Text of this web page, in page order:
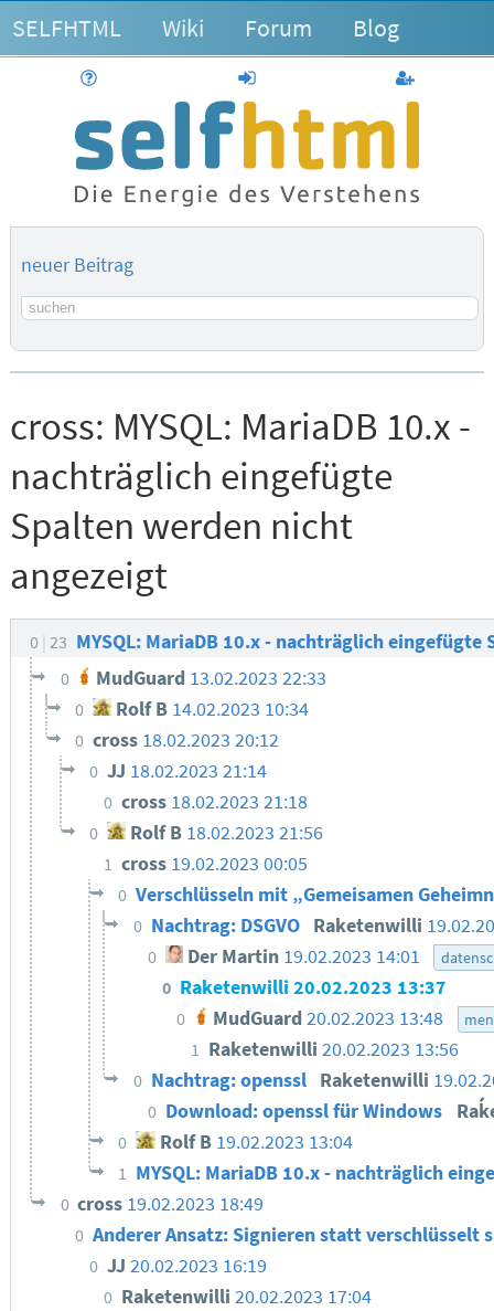
SELFHTML Wiki Forum Blog
anmelden
neuer Beitrag
Suchbegriff
cross: MYSQL: MariaDB 10.x -
nachträglich eingefügte
Spalten werden nicht
angezeigt
0 23 MYSQL: MariaDB 10.x - nachträglich
0 MudGuard 13.02.2023 22:33
0 Rolf B 14.02.2023 10:34
0 cross 18.02.2023 20:12
0 JJ 18.02.2023 21:14
0 cross 18.02.2023 21:18
0 Rolf B 18.02.2023 21:56
1 cross 19.02.2023 00:05
0 Verschlüsseln mit „Gemeisamen
0 Nachtrag: DSGVO Raketenwilli
0 Der Martin 19.02.2023 14:01
0 Raketenwilli 20.02.2023 13:37
0 MudGuard 20.02.2023 13:48
1 Raketenwilli20.02.2023 13:56
0 Nachtrag: openssl Raketenwilli
0 Download: openssl für Windows
0 Rolf B 19.02.2023 13:04
1 MYSQL: MariaDB 10.x - nachträglich
0 cross 19.02.2023 18:49
0 Anderer Ansatz: Signieren statt verschlüsselt
0 JJ 20.02.2023 16:19
0 Raketenwilli20.02.2023 17:04